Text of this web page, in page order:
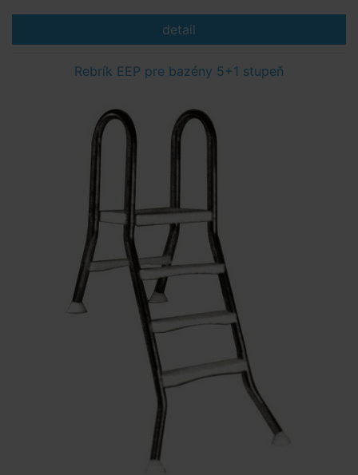
detail
Rebrík EEP pre bazény 5+1 stupeň